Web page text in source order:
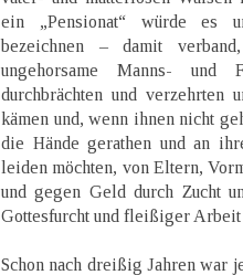
ein „Pensionat“ würde es
bezeichnen – damit
ungehorsame Manns- und
durchbrächten und verzehrten
kämen und, wenn ihnen nicht
die Hände gerathen und an
leiden möchten, von Eltern,
und gegen Geld durch Zucht
Gottesfurcht und fleißiger
Schon nach dreißig Jahren war